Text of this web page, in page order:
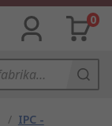
0
/ IPC -